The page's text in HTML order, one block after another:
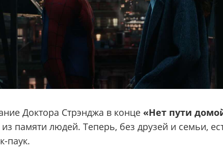
Доктора Стрэнджа в конце «Нет пути
памяти людей. Теперь, без друзей и семьи,
паук.